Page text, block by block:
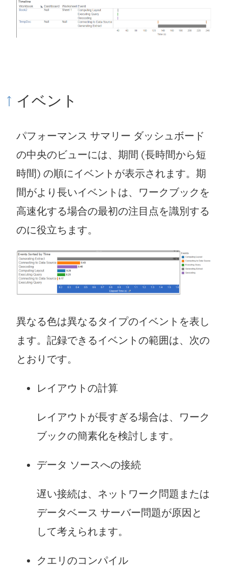
イベント
パフォーマンス サマリー ダッシュボード
の中央のビューには、期間 (長時間から短
時間) の順にイベントが表示されます。期
間がより長いイベントは、ワークブックを
高速化する場合の最初の注目点を識別する
のに役立ちます。
異なる色は異なるタイプのイベントを表し
ます。記録できるイベントの範囲は、次の
とおりです。
レイアウトの計算
レイアウトが長すぎる場合は、ワーク
ブックの簡素化を検討します。
データ ソースへの接続
遅い接続は、ネットワーク問題または
データベース サーバー問題が原因と
して考えられます。
クエリのコンパイル